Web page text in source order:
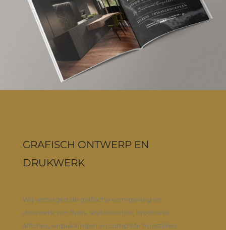
GRAFISCH ONTWERP EN
DRUKWERK
Wij verzorgen de grafische vormgeving en
drukwerk van flyers, visitekaartjes, brochures,
affiches, verpakkingen en complete huisstijlen.